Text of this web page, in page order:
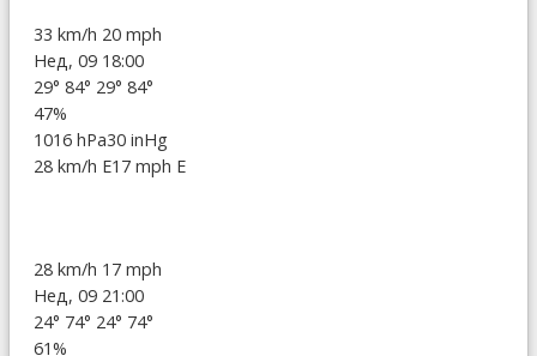
33 km/h 20 mph
Нед, 09 18:00
29° 84° 29° 84°
47%
1016 hPa30 inHg
28 km/h E17 mph E
28 km/h 17 mph
Нед, 09 21:00
24° 74° 24° 74°
61%